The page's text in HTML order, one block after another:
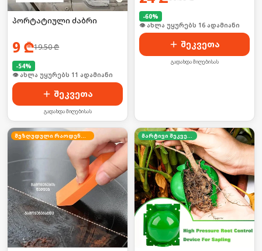
პორტატიული ძაბრი
9 ₾19.50₾
-54%
🛒 ბოლო 24სთ-ში იყიდა 19-მა
შეკვეთა
გადახდა მიღებისას
-60%
🛒 ბოლო 24სთ-ში იყიდა 21-მა
შეკვეთა
გადახდა მიღებისას
შეზღუდული რაოდენობა მარტივი შეკვეთა